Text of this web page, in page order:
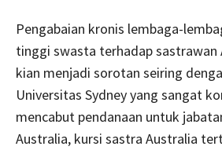
Pengabaian kronis lembaga-
tinggi swasta terhadap sastrawan
kian menjadi sorotan seiring
Universitas Sydney yang sangat
mencabut pendanaan untuk
Australia, kursi sastra Australia